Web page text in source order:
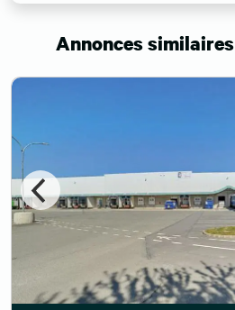
Annonces similaires